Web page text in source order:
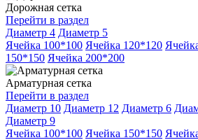
Дорожная сетка
Перейти в раздел
Диаметр 4 Диаметр 5
Ячейка 100*100 Ячейка 120*120
150*150 Ячейка 200*200
Арматурная сетка
Перейти в раздел
Диаметр 10 Диаметр 12 Диаметр 6
Диаметр 9
Ячейка 100*100 Ячейка 150*150